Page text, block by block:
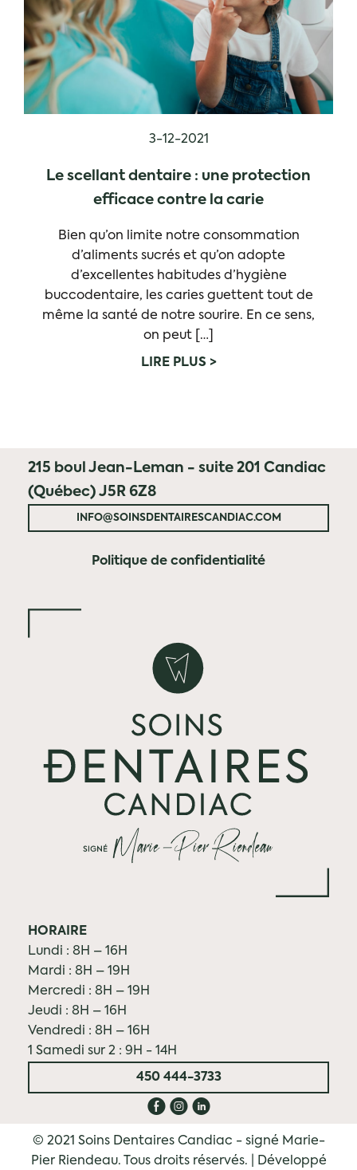
3-12-2021
Le scellant dentaire : une protection
efficace contre la carie
Bien qu’on limite notre consommation
d’aliments sucrés et qu’on adopte
d’excellentes habitudes d’hygiène
buccodentaire, les caries guettent tout de
même la santé de notre sourire. En ce sens,
on peut […]
LIRE PLUS >
215 boul Jean-Leman - suite 201 Candiac
(Québec) J5R 6Z8
INFO@SOINSDENTAIRESCANDIAC.COM
Politique de confidentialité
HORAIRE
Lundi : 8H – 16H
Mardi : 8H – 19H
Mercredi : 8H – 19H
Jeudi : 8H – 16H
Vendredi : 8H – 16H
1 Samedi sur 2 : 9H - 14H
450 444-3733
E Q C
© 2021 Soins Dentaires Candiac - signé Marie-
Pier Riendeau. Tous droits réservés. | Développé